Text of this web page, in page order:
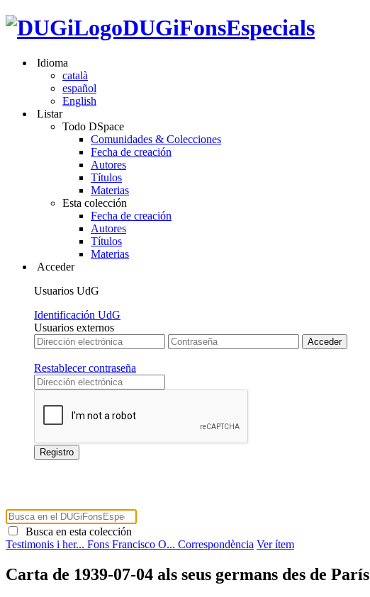
DUGiFonsEspecials
Idioma
català
español
English
Listar
Todo DSpace
Comunidades & Colecciones
Fecha de creación
Autores
Títulos
Materias
Esta colección
Fecha de creación
Autores
Títulos
Materias
Acceder
Usuarios UdG
Identificación UdG
Usuarios externos
Restablecer contraseña
Busca en esta colección
Testimonis i her... Fons Francisco O... Correspondència Ver ítem
Carta de 1939-07-04 als seus germans des de París